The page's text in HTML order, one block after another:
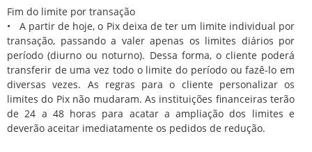
Fim do limite por transação
• A partir de hoje, o Pix deixa de ter um limite individual por
transação, passando a valer apenas os limites diários por
período (diurno ou noturno). Dessa forma, o cliente poderá
transferir de uma vez todo o limite do período ou fazê-lo em
diversas vezes. As regras para o cliente personalizar os
limites do Pix não mudaram. As instituições financeiras terão
de 24 a 48 horas para acatar a ampliação dos limites e
deverão aceitar imediatamente os pedidos de redução.